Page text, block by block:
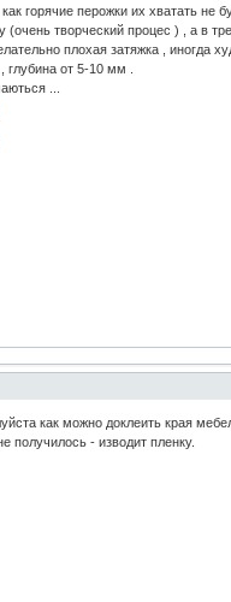
горячие перожки их хватать
творческий процес ) , а в
плохая затяжка , иногда
от 5-10 мм .
...
как можно доклеить края
получилось - изводит пленку.